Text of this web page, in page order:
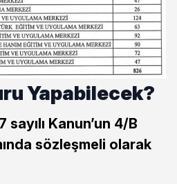
Yapabilecek?
sayılı Kanun’un 4/B
sözleşmeli olarak